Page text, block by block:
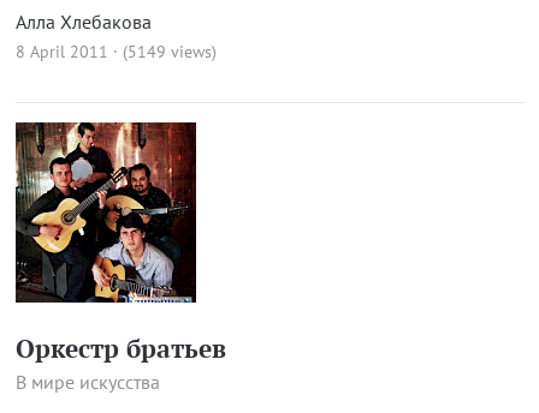
Алла Хлебакова
8 April 2011 · (5149 views)
Оркестр братьев
В мире искусства